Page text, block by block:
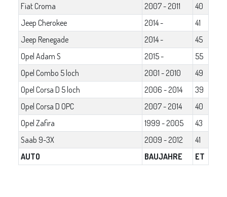
Fiat Croma
2007 - 2011
40
Jeep Cherokee
2014 -
41
Jeep Renegade
2014 -
45
Opel Adam S
2015 -
55
Opel Combo 5 loch
2001 - 2010
49
Opel Corsa D 5 loch
2006 - 2014
39
Opel Corsa D OPC
2007 - 2014
40
Opel Zafira
1999 - 2005
43
Saab 9-3X
2009 - 2012
41
AUTO
BAUJAHRE ET